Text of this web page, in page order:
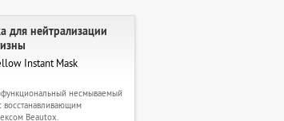
для нейтрализации
Instant Mask
несмываемый
восстанавливающим
Beautox.